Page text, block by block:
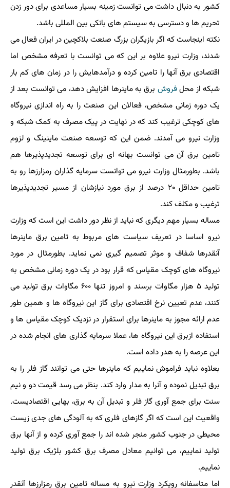
کشور به دنبال داشت می توانست زمینه بسیار مساعدی برای دور زدن
تحریم ها و دسترسی به سیستم های بانکی بین المللی باشد.
نکته اینجاست که اگر بازیگران بزرگ صنعت بلاکچین در ایران فعال می
شدند، وزارت نیرو علاوه بر این که می توانست با تعرفه مشخص اما
اقتصادی برق آنها را تامین کرده و درآمدهایش را در زمان های کم بار
شبکه از محلفروش برق به ماینرها افزایش دهد، می توانست بعد از
یک دوره زمانی مشخص، فعالان این صنعت را به راه اندازی نیروگاه
های کوچکی ترغیب کند که در نهایت در پیک مصرف به کمک شبکه و
وزارت نیرو می آمدند. ضمن این که توسعه صنعت ماینینگ و لزوم
تامین برق آن می توانست بهانه ای برای توسعه تجدیدپذیرها هم
باشد. بطورمثال وزارت نیرو می توانست سرمایه گذاران رمزارزها رو به
تامین حداقل ۲۰ درصد از برق مورد نیازشان از مسیر تجدیدپذیرها
ترغیب و مکلف کند.
مساله بسیار مهم دیگری که نباید از نظر دور داشت این است که وزارت
نیرو اساسا در تعریف سیاست های مربوط به تامین برق ماینرها
آنقدرها شفاف و موثر تصمیم گیری نمی نماید. بطورمثال در مورد
نیروگاه های کوچک مقیاس که قرار بود در یک دوره زمانی مشخص به
تولید ۵ هزار مگاوات برسند و امروز تنها ۶۰۰ مگاوات برق تولید می
کنند، عدم تعیین نرخ اقتصادی برای گاز این نیروگاه ها و همین طور
عدم ارائه مجوز به ماینرها برای استقرار در نزدیک کوچک مقیاس ها و
استفاده ازبرق این نیروگاه ها، عملا سرمایه گذاری های انجام شده در
این عرصه را به هدر داده است.
بعلاوه نباید فراموش نماییم که ماینرها حتی می توانند گاز فلر را به
برق تبدیل نموده و آنرا به مدار وارد کند. بنظر می رسد قیمت دو و نیم
سنت برای جمع آوری گاز فلر و تبدیل آن به برق، بهایی اقتصادیست.
واقعیت این است که اگر گازهای فلری که به آلودگی های جدی زیست
محیطی در جنوب کشور منجر شده اند را جمع آوری کرده و از آنها برق
تولید نماییم، می توانیم معادل مصرف برق کشور بلژیک برق تولید
نماییم.
اما متاسفانه رویکرد وزارت نیرو به مساله تامین برق رمزارزها آنقدر